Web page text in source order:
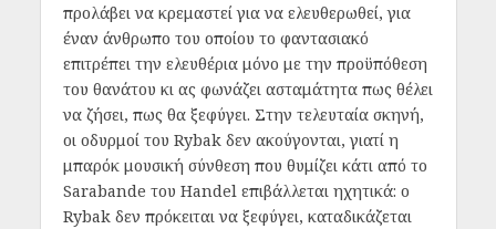
προλάβει να κρεμαστεί για να ελευθερωθεί, για
έναν άνθρωπο του οποίου το φαντασιακό
επιτρέπει την ελευθέρια μόνο με την προϋπόθεση
του θανάτου κι ας φωνάζει ασταμάτητα πως θέλει
να ζήσει, πως θα ξεφύγει. Στην τελευταία σκηνή,
οι οδυρμοί του Rybak δεν ακούγονται, γιατί η
μπαρόκ μουσική σύνθεση που θυμίζει κάτι από το
Sarabande του Handel επιβάλλεται ηχητικά: ο
Rybak δεν πρόκειται να ξεφύγει, καταδικάζεται